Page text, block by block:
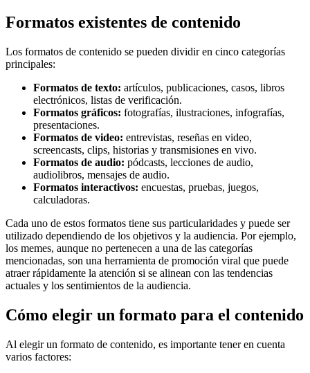
Formatos existentes de contenido
Los formatos de contenido se pueden dividir en cinco categorías
principales:
Formatos de texto: artículos, publicaciones, casos, libros
electrónicos, listas de verificación.
Formatos gráficos: fotografías, ilustraciones, infografías,
presentaciones.
Formatos de video: entrevistas, reseñas en video,
screencasts, clips, historias y transmisiones en vivo.
Formatos de audio: pódcasts, lecciones de audio,
audiolibros, mensajes de audio.
Formatos interactivos: encuestas, pruebas, juegos,
calculadoras.
Cada uno de estos formatos tiene sus particularidades y puede ser
utilizado dependiendo de los objetivos y la audiencia. Por ejemplo,
los memes, aunque no pertenecen a una de las categorías
mencionadas, son una herramienta de promoción viral que puede
atraer rápidamente la atención si se alinean con las tendencias
actuales y los sentimientos de la audiencia.
Cómo elegir un formato para el contenido
Al elegir un formato de contenido, es importante tener en cuenta
varios factores: